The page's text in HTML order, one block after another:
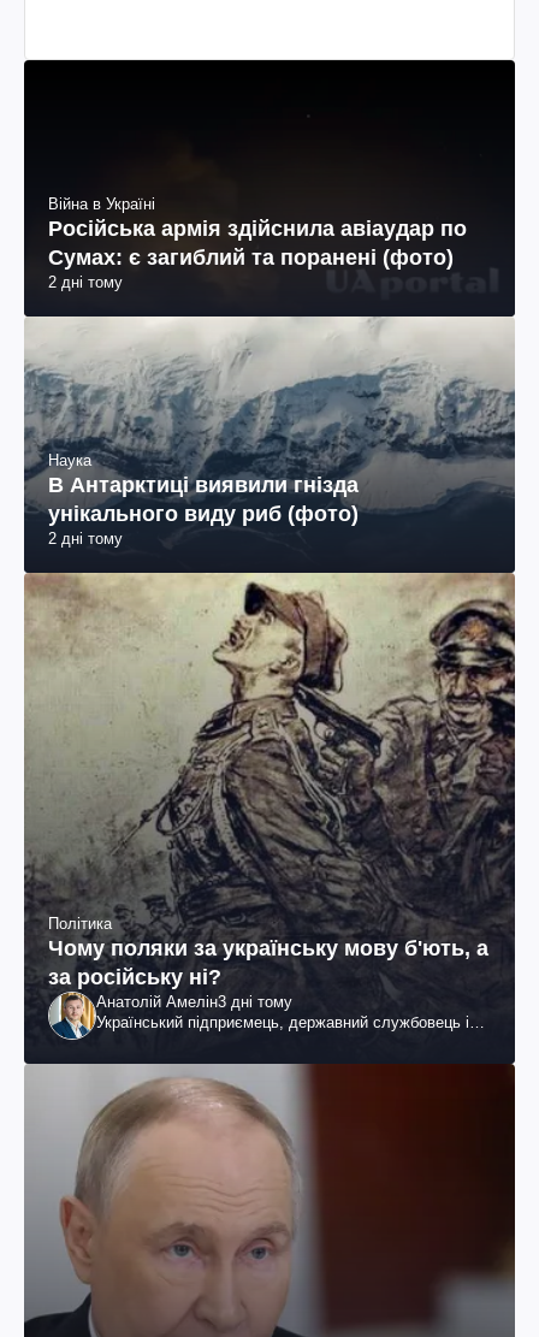
Війна в Україні
Російська армія здійснила авіаудар по
Сумах: є загиблий та поранені (фото)
2 дні тому
Наука
В Антарктиці виявили гнізда
унікального виду риб (фото)
2 дні тому
Політика
Чому поляки за українську мову б'ють, а
за російську ні?
Анатолій Амелін3 дні тому
Український підприємець, державний службовець і